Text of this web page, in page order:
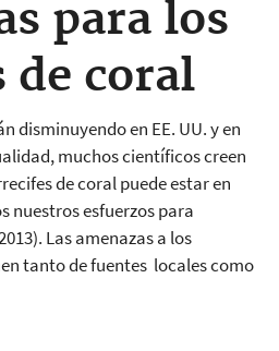
para los
de coral
disminuyendo en EE. UU. y en
muchos científicos creen
de coral puede estar en
nuestros esfuerzos para
Las amenazas a los
tanto de fuentes locales como